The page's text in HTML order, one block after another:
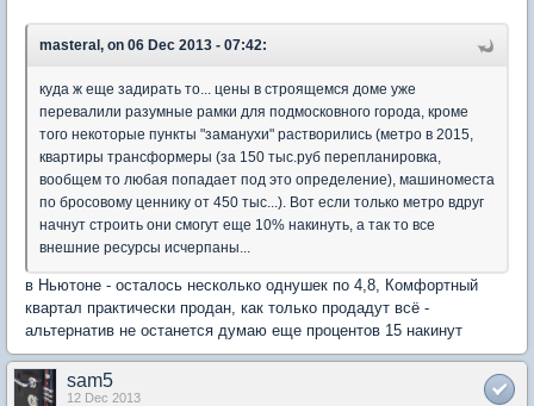
masteral, on 06 Dec 2013 - 07:42:
куда ж еще задирать то... цены в строящемся доме уже
перевалили разумные рамки для подмосковного города, кроме
того некоторые пункты "заманухи" растворились (метро в 2015,
квартиры трансформеры (за 150 тыс.руб перепланировка,
вообщем то любая попадает под это определение), машиноместа
по бросовому ценнику от 450 тыс...). Вот если только метро вдруг
начнут строить они смогут еще 10% накинуть, а так то все
внешние ресурсы исчерпаны...
в Ньютоне - осталось несколько однушек по 4,8, Комфортный
квартал практически продан, как только продадут всё -
альтернатив не останется думаю еще процентов 15 накинут
sam5
12 Dec 2013